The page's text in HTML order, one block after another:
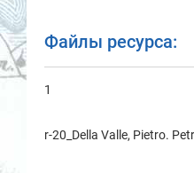
Файлы ресурса:
1
r-20_Della Valle, Pietro.